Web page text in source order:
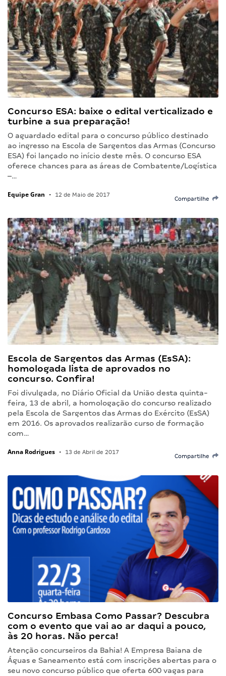
Concurso ESA: baixe o edital verticalizado e
turbine a sua preparação!
O aguardado edital para o concurso público destinado
ao ingresso na Escola de Sargentos das Armas (Concurso
ESA) foi lançado no início deste mês. O concurso ESA
oferece chances para as áreas de Combatente/Logística
–…
Equipe Gran • 12 de Maio de 2017
Compartilhe
Escola de Sargentos das Armas (EsSA):
homologada lista de aprovados no
concurso. Confira!
Foi divulgada, no Diário Oficial da União desta quinta-
feira, 13 de abril, a homologação do concurso realizado
pela Escola de Sargentos das Armas do Exército (EsSA)
em 2016. Os aprovados realizarão curso de formação
com…
Anna Rodrigues • 13 de Abril de 2017
Compartilhe
Concurso Embasa Como Passar? Descubra
com o evento que vai ao ar daqui a pouco,
às 20 horas. Não perca!
Atenção concurseiros da Bahia! A Empresa Baiana de
Águas e Saneamento está com inscrições abertas para o
seu novo concurso público que oferta 600 vagas para